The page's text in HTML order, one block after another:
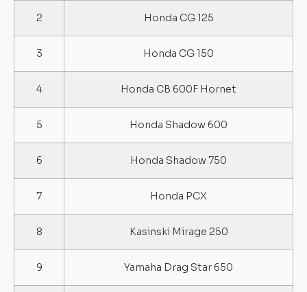
2 Honda CG 125
3 Honda CG 150
4 Honda CB 600F Hornet
5 Honda Shadow 600
6 Honda Shadow 750
7 Honda PCX
8 Kasinski Mirage 250
9 Yamaha Drag Star 650